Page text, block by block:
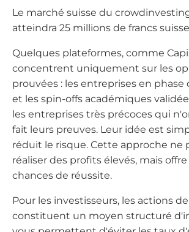
Le marché suisse du
atteindra 25 millions de francs
Quelques plateformes, comme
concentrent uniquement sur les
prouvées : les entreprises en phase
et les spin-offs académiques
les entreprises très précoces qui
fait leurs preuves. Leur idée est
réduit le risque. Cette approche ne
réaliser des profits élevés, mais
chances de réussite.
Pour les investisseurs, les actions
constituent un moyen structuré